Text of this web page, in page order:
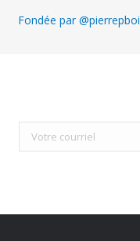
Fondée par